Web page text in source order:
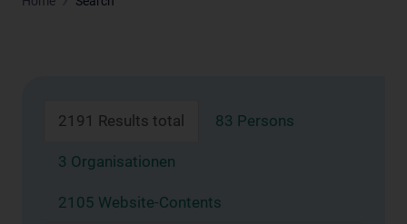
2191 Results total 83 Persons
3 Organisationen
2105 Website-Contents